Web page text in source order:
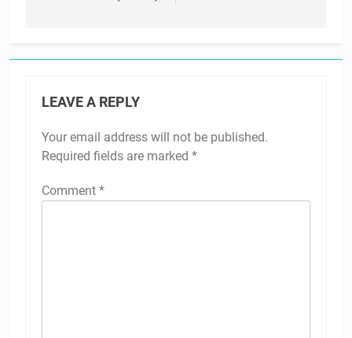
LEAVE A REPLY
Your email address will not be published.
Required fields are marked *
Comment *